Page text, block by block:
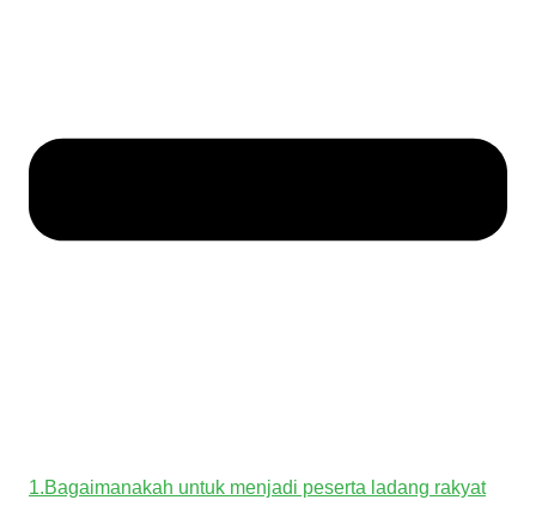
1.Bagaimanakah untuk menjadi peserta ladang rakyat